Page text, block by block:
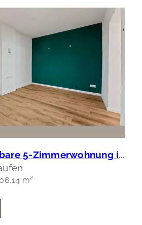
Vielseitig nutzbare 5-Zimmerwohnung in Köln-Braunsfeld
m²